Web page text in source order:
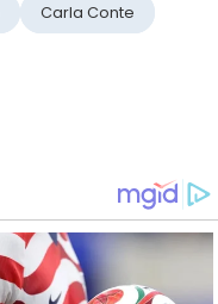
Carla Conte